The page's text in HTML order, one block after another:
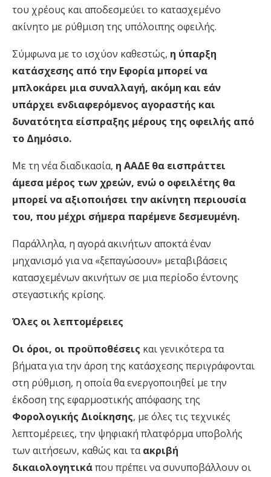
του χρέους και αποδεσμεύει το κατασχεμένο
ακίνητο με ρύθμιση της υπόλοιπης οφειλής.
Σύμφωνα με το ισχύον καθεστώς, η ύπαρξη
κατάσχεσης από την Εφορία μπορεί να
μπλοκάρει μια συναλλαγή, ακόμη και εάν
υπάρχει ενδιαφερόμενος αγοραστής και
δυνατότητα είσπραξης μέρους της οφειλής από
το Δημόσιο.
Με τη νέα διαδικασία, η ΑΑΔΕ θα εισπράττει
άμεσα μέρος των χρεών, ενώ ο οφειλέτης θα
μπορεί να αξιοποιήσει την ακίνητη περιουσία
του, που μέχρι σήμερα παρέμενε δεσμευμένη.
Παράλληλα, η αγορά ακινήτων αποκτά έναν
μηχανισμό για να «ξεπαγώσουν» μεταβιβάσεις
κατασχεμένων ακινήτων σε μια περίοδο έντονης
στεγαστικής κρίσης.
Όλες οι λεπτομέρειες
Οι όροι, οι προϋποθέσεις και γενικότερα τα
βήματα για την άρση της κατάσχεσης περιγράφονται
στη ρύθμιση, η οποία θα ενεργοποιηθεί με την
έκδοση της εφαρμοστικής απόφασης της
Φορολογικής Διοίκησης, με όλες τις τεχνικές
λεπτομέρειες, την ψηφιακή πλατφόρμα υποβολής
των αιτήσεων, καθώς και ταακριβή
δικαιολογητικάπου πρέπει να συνυποβάλλουν οι